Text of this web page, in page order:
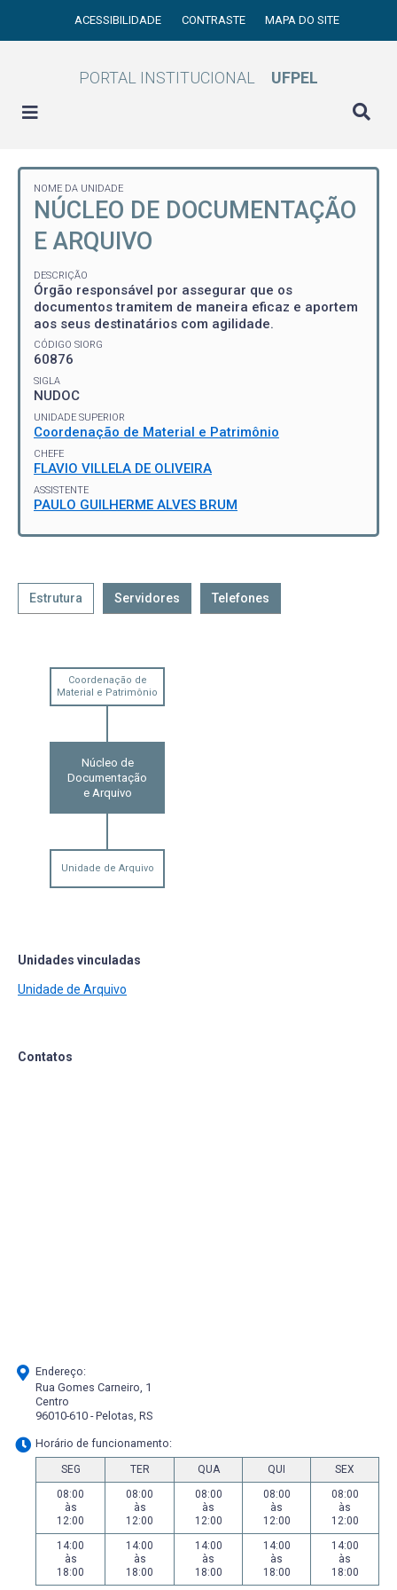
ACESSIBILIDADE CONTRASTE MAPA DO SITE
PORTAL INSTITUCIONAL UFPEL
NOME DA UNIDADE
NÚCLEO DE DOCUMENTAÇÃO
E ARQUIVO
DESCRIÇÃO
Órgão responsável por assegurar que os
documentos tramitem de maneira eficaz e aportem
aos seus destinatários com agilidade.
CÓDIGO SIORG
60876
SIGLA
NUDOC
UNIDADE SUPERIOR
Coordenação de Material e Patrimônio
CHEFE
FLAVIO VILLELA DE OLIVEIRA
ASSISTENTE
PAULO GUILHERME ALVES BRUM
Estrutura Servidores Telefones
Coordenação de
Material e Patrimônio
Núcleo de
Documentação
e Arquivo
Unidade de Arquivo
Unidades vinculadas
Unidade de Arquivo
Contatos
Endereço:
Rua Gomes Carneiro, 1
Centro
96010-610 - Pelotas, RS
Horário de funcionamento:
SEG TER QUA QUI
SEX
08:00
às
12:00
08:00
às
12:00
08:00
às
12:00
08:00
às
12:00
08:00
às
12:00
14:00
às
18:00
14:00
às
18:00
14:00
às
18:00
14:00
às
18:00
14:00
às
18:00